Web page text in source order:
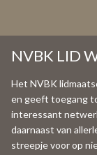
NVBK LID
Het NVBK
en geeft toegang
interessant
daarnaast van
streepje voor op